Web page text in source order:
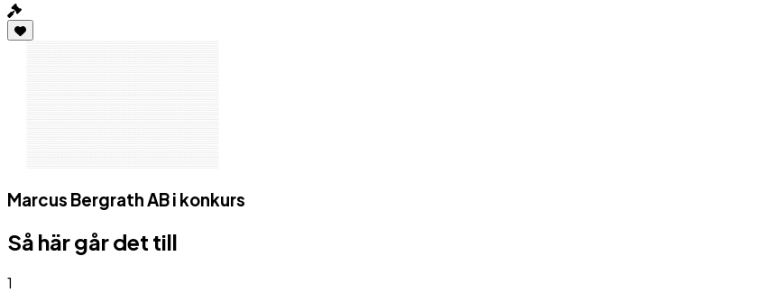
Marcus Bergrath AB i konkurs
Så här går det till
1